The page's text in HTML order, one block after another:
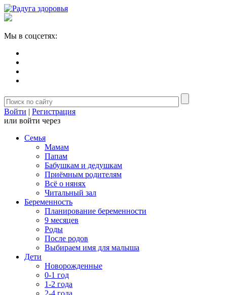
Мы в соцсетях:
Войти | Регистрация
или войти через
Семья
Мамам
Папам
Бабушкам и дедушкам
Приёмным родителям
Всё о нянях
Читальный зал
Беременность
Планирование беременности
9 месяцев
Роды
После родов
Выбираем имя для малыша
Дети
Новорожденные
0-1 год
1-2 года
2-4 года